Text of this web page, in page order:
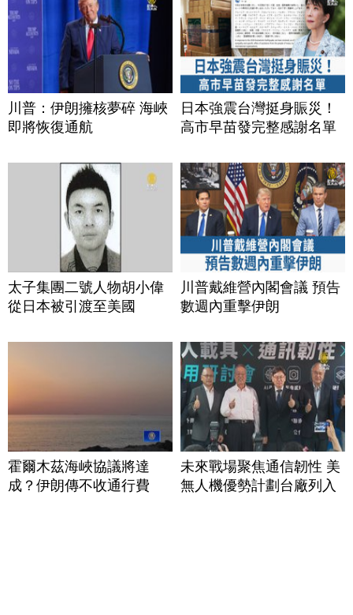
川普：伊朗擁核夢碎 海峽
即將恢復通航
日本強震台灣挺身賑災！
高市早苗發完整感謝名單
太子集團二號人物胡小偉
從日本被引渡至美國
川普戴維營內閣會議 預告
數週內重擊伊朗
霍爾木茲海峽協議將達
成？伊朗傳不收通行費
未來戰場聚焦通信韌性 美
無人機優勢計劃台廠列入